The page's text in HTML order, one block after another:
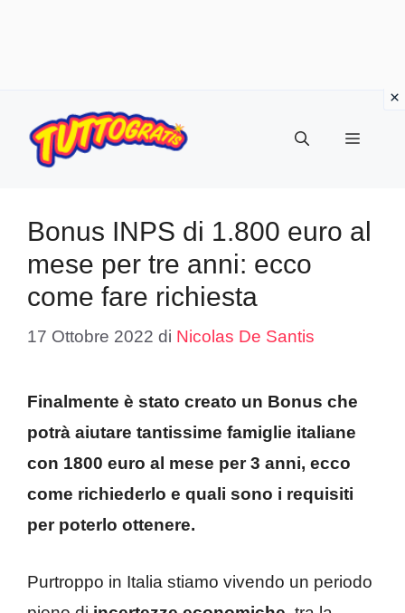
contenuto
Menu
Bonus INPS di 1.800 euro al
mese per tre anni: ecco
come fare richiesta
17 Ottobre 2022 di Nicolas De Santis
Finalmente è stato creato un Bonus che
potrà aiutare tantissime famiglie italiane
con 1800 euro al mese per 3 anni, ecco
come richiederlo e quali sono i requisiti
per poterlo ottenere.
Purtroppo in Italia stiamo vivendo un periodo